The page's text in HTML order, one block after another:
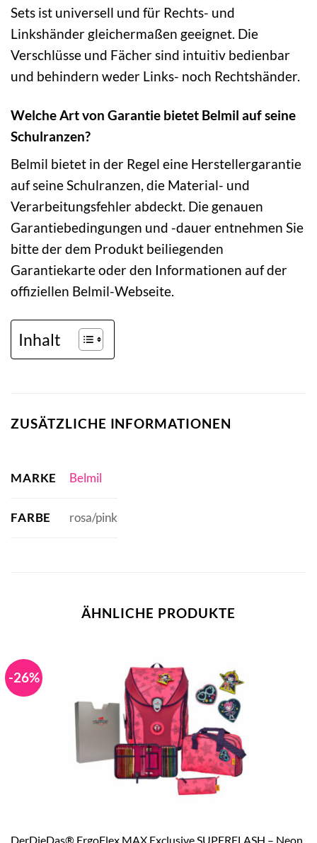
Sets ist universell und für Rechts- und
Linkshänder gleichermaßen geeignet. Die
Verschlüsse und Fächer sind intuitiv bedienbar
und behindern weder Links- noch Rechtshänder.
Welche Art von Garantie bietet Belmil auf seine
Schulranzen?
Belmil bietet in der Regel eine Herstellergarantie
auf seine Schulranzen, die Material- und
Verarbeitungsfehler abdeckt. Die genauen
Garantiebedingungen und -dauer entnehmen Sie
bitte der dem Produkt beiliegenden
Garantiekarte oder den Informationen auf der
offiziellen Belmil-Webseite.
Inhalt
ZUSÄTZLICHE INFORMATIONEN
MARKE Belmil
FARBE rosa/pink
ÄHNLICHE PRODUKTE
-26%
DerDieDas® ErgoFlex MAX Exclusive SUPERFLASH – Neon